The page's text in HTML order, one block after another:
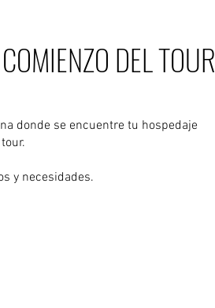
DEL TOUR
donde se encuentre tu hospedaje
y necesidades.